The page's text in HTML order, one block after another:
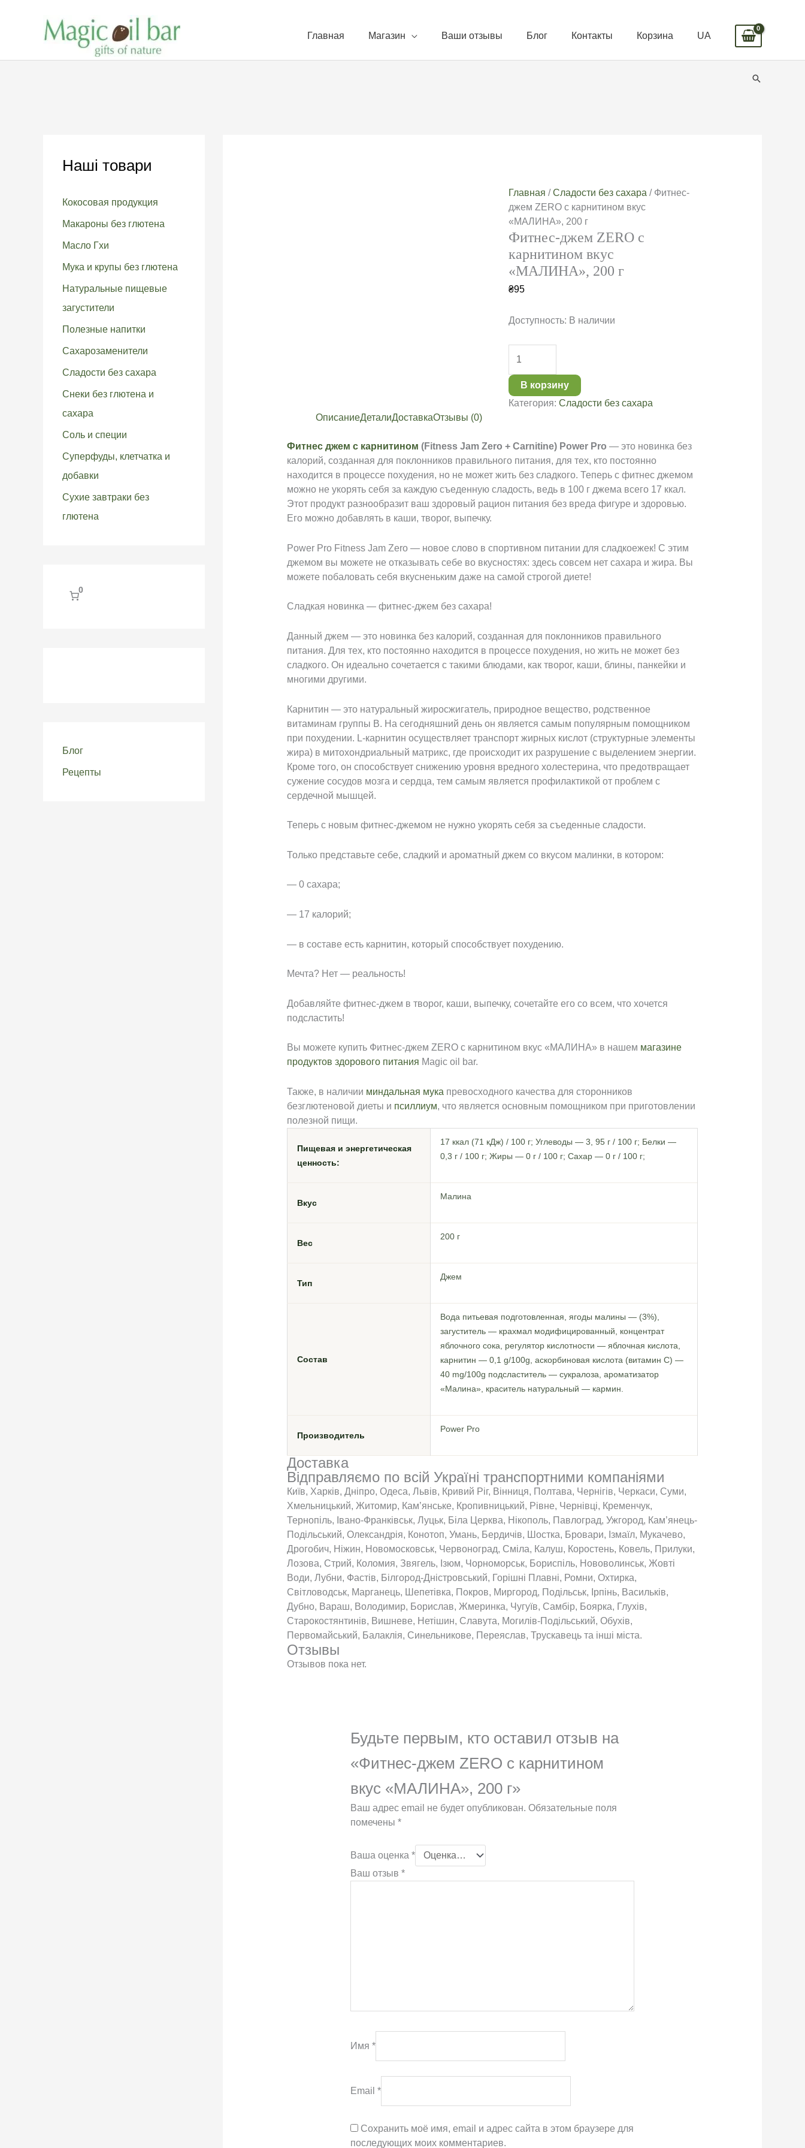
содержимому
Главная Магазин Ваши отзывы Блог Контакты Корзина UA
Поиск
Наші товари
Кокосовая продукция
Макароны без глютена
Масло Гхи
Мука и крупы без глютена
Натуральные пищевые
загустители
Полезные напитки
Сахарозаменители
Сладости без сахара
Снеки без глютена и
сахара
Соль и специи
Суперфуды, клетчатка и
добавки
Сухие завтраки без
глютена
0
Блог
Рецепты
Главная /Сладости без сахара / Фитнес-
джем ZERO с карнитином вкус
«МАЛИНА», 200 г
Фитнес-джем ZERO с
карнитином вкус
«МАЛИНА», 200 г
₴95
Доступность: В наличии
товара
Фитнес-
джем
ZERO
вкус
«МАЛИНА»,
200
г
В корзину
Категория:Сладости без сахара
ОписаниеДеталиДоставкаОтзывы (0)
Фитнес джем с карнитином (Fitness Jam Zero + Carnitine) Power Pro — это новинка без
калорий, созданная для поклонников правильного питания, для тех, кто постоянно
находится в процессе похудения, но не может жить без сладкого. Теперь с фитнес джемом
можно не укорять себя за каждую съеденную сладость, ведь в 100 г джема всего 17 ккал.
Этот продукт разнообразит ваш здоровый рацион питания без вреда фигуре и здоровью.
Его можно добавлять в каши, творог, выпечку.
Power Pro Fitness Jam Zero — новое слово в спортивном питании для сладкоежек! С этим
джемом вы можете не отказывать себе во вкусностях: здесь совсем нет сахара и жира. Вы
можете побаловать себя вкусненьким даже на самой строгой диете!
Сладкая новинка — фитнес-джем без сахара!
Данный джем — это новинка без калорий, созданная для поклонников правильного
питания. Для тех, кто постоянно находится в процессе похудения, но жить не может без
сладкого. Он идеально сочетается с такими блюдами, как творог, каши, блины, панкейки и
многими другими.
Карнитин — это натуральный жиросжигатель, природное вещество, родственное
витаминам группы В. На сегодняшний день он является самым популярным помощником
при похудении. L-карнитин осуществляет транспорт жирных кислот (структурные элементы
жира) в митохондриальный матрикс, где происходит их разрушение с выделением энергии.
Кроме того, он способствует снижению уровня вредного холестерина, что предотвращает
сужение сосудов мозга и сердца, тем самым является профилактикой от проблем с
сердечной мышцей.
Теперь с новым фитнес-джемом не нужно укорять себя за съеденные сладости.
Только представьте себе, сладкий и ароматный джем со вкусом малинки, в котором:
— 0 сахара;
— 17 калорий;
— в составе есть карнитин, который способствует похудению.
Мечта? Нет — реальность!
Добавляйте фитнес-джем в творог, каши, выпечку, сочетайте его со всем, что хочется
подсластить!
Вы можете купить Фитнес-джем ZERO с карнитином вкус «МАЛИНА» в нашем магазине
продуктов здорового питания Magic oil bar.
Также, в наличии миндальная мука превосходного качества для сторонников
безглютеновой диеты и псиллиум, что является основным помощником при приготовлении
полезной пищи.
Пищевая и энергетическая
ценность:
17 ккал (71 кДж) / 100 г; Углеводы — 3, 95 г / 100 г; Белки —
0,3 г / 100 г; Жиры — 0 г / 100 г; Сахар — 0 г / 100 г;
Вкус
Малина
Вес
200 г
Тип
Джем
Состав
Вода питьевая подготовленная, ягоды малины — (3%),
загуститель — крахмал модифицированный, концентрат
яблочного сока, регулятор кислотности — яблочная кислота,
карнитин — 0,1 g/100g, аскорбиновая кислота (витамин С) —
40 mg/100g подсластитель — сукралоза, ароматизатор
«Малина», краситель натуральный — кармин.
Производитель
Power Pro
Доставка
Відправляємо по всій Україні транспортними компаніями
Київ, Харків, Дніпро, Одеса, Львів, Кривий Ріг, Вінниця, Полтава, Чернігів, Черкаси, Суми,
Хмельницький, Житомир, Кам’янське, Кропивницький, Рівне, Чернівці, Кременчук,
Тернопіль, Івано-Франківськ, Луцьк, Біла Церква, Нікополь, Павлоград, Ужгород, Кам’янець-
Подільський, Олександрія, Конотоп, Умань, Бердичів, Шостка, Бровари, Ізмаїл, Мукачево,
Дрогобич, Ніжин, Новомосковськ, Червоноград, Сміла, Калуш, Коростень, Ковель, Прилуки,
Лозова, Стрий, Коломия, Звягель, Ізюм, Чорноморськ, Бориспіль, Нововолинськ, Жовті
Води, Лубни, Фастів, Білгород-Дністровський, Горішні Плавні, Ромни, Охтирка,
Світловодськ, Марганець, Шепетівка, Покров, Миргород, Подільськ, Ірпінь, Васильків,
Дубно, Вараш, Володимир, Борислав, Жмеринка, Чугуїв, Самбір, Боярка, Глухів,
Старокостянтинів, Вишневе, Нетішин, Славута, Могилів-Подільський, Обухів,
Первомайський, Балаклія, Синельникове, Переяслав, Трускавець та інші міста.
Отзывы
Отзывов пока нет.
Будьте первым, кто оставил отзыв на
«Фитнес-джем ZERO с карнитином
вкус «МАЛИНА», 200 г»
Ваш адрес email не будет опубликован. Обязательные поля
помечены*
Ваша оценка*
Ваш отзыв*
Имя*
Email*
Сохранить моё имя, email и адрес сайта в этом браузере для
последующих моих комментариев.